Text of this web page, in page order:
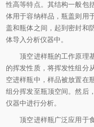
性高等特点。其结构一般包
体用于容纳样品，瓶盖则用
盖和瓶体之间，起到密封和
体导入分析仪器中。
顶空进样瓶的工作原理基
的挥发性质，将挥发性组分
空进样瓶中，样品被放置在
组分挥发至瓶顶空间。然后
仪器中进行分析。
顶空进样瓶广泛应用于食